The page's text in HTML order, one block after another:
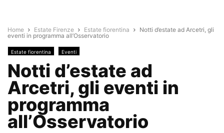
Home Estate Firenze Estate fiorentina
Notti d’estate ad Arcetri, gli
eventi in programma all’Osservatorio
Estate fiorentina Eventi
Notti d’estate ad
Arcetri, gli eventi in
programma
all’Osservatorio